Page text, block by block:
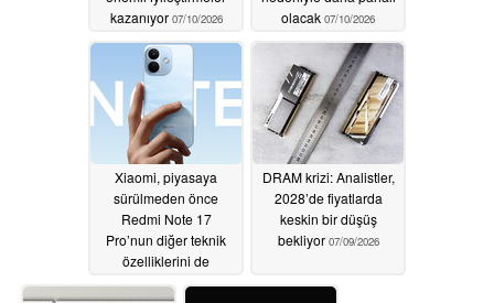
kazanıyor 07/10/2026
olacak 07/10/2026
Xiaomi, piyasaya
sürülmeden önce
Redmi Note 17
Pro’nun diğer teknik
özelliklerini de
07/09/2026
DRAM krizi: Analistler,
2028’de fiyatlarda
keskin bir düşüş
bekliyor 07/09/2026